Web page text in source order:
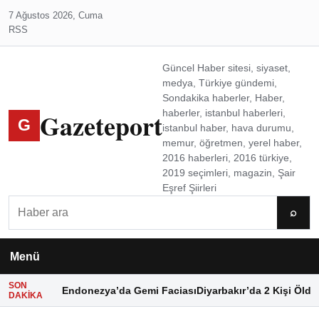
7 Ağustos 2026, Cuma
RSS
G Gazeteport
Güncel Haber sitesi, siyaset,
medya, Türkiye gündemi,
Sondakika haberler, Haber,
haberler, istanbul haberleri,
istanbul haber, hava durumu,
memur, öğretmen, yerel haber,
2016 haberleri, 2016 türkiye,
2019 seçimleri, magazin, Şair
Eşref Şiirleri
⌕
Menü
SON
DAKIKA
Endonezya’da Gemi FaciasıDiyarbakır’da 2 Kişi Öldü